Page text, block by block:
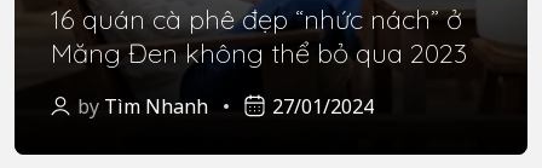
16 quán cà phê đẹp “nhức nách” ở
Măng Đen không thể bỏ qua 2023
by Tìm Nhanh 27/01/2024